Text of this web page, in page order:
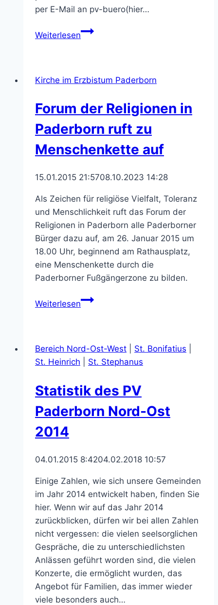
per E-Mail an pv-buero(hier…
WeiterlesenEXERZITIEN
4
in
Fastenzeit
Kirche im Erzbistum Paderborn
Forum der Religionen in
Paderborn ruft zu
Menschenkette auf
15.01.2015 21:5708.10.2023 14:28
Als Zeichen für religiöse Vielfalt, Toleranz
und Menschlichkeit ruft das Forum der
Religionen in Paderborn alle Paderborner
Bürger dazu auf, am 26. Januar 2015 um
18.00 Uhr, beginnend am Rathausplatz,
eine Menschenkette durch die
Paderborner Fußgängerzone zu bilden.
WeiterlesenForum
Paderborn
ruft
Menschenkette
Bereich Nord-Ost-West St. Bonifatius
St. Heinrich
St. Stephanus
Statistik des PV
Paderborn Nord-Ost
2014
04.01.2015 8:4204.02.2018 10:57
Einige Zahlen, wie sich unsere Gemeinden
im Jahr 2014 entwickelt haben, finden Sie
hier. Wenn wir auf das Jahr 2014
zurückblicken, dürfen wir bei allen Zahlen
nicht vergessen: die vielen seelsorglichen
Gespräche, die zu unterschiedlichsten
Anlässen geführt worden sind, die vielen
Konzerte, die ermöglicht wurden, das
Angebot für Familien, das immer wieder
viele besonders auch…